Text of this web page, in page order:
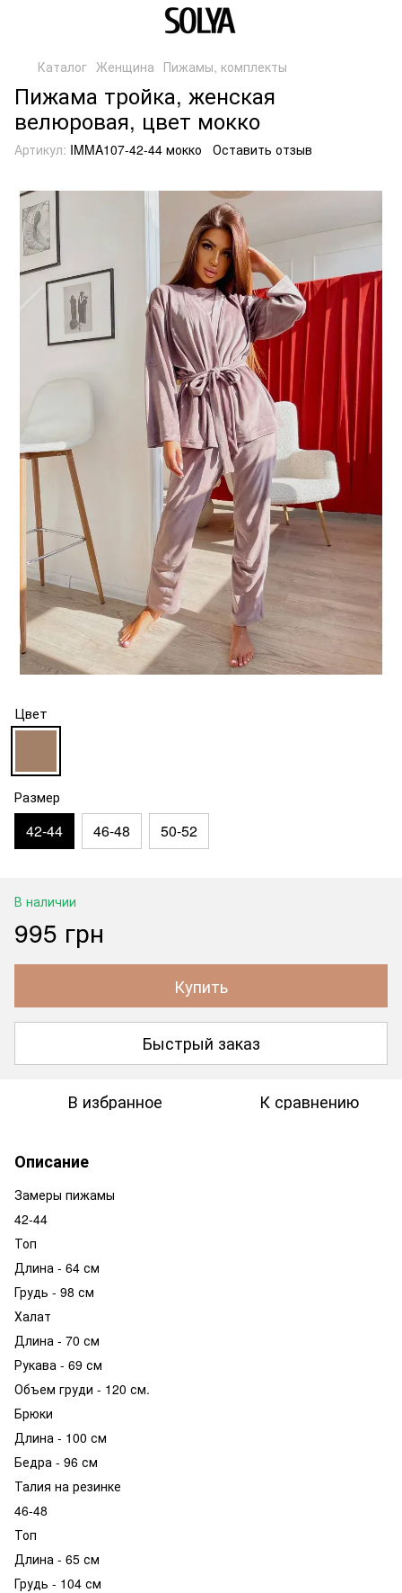
Каталог Женщина Пижамы, комплекты
Пижама тройка, женская
велюровая, цвет мокко
Артикул: IMMA107-42-44 мокко Оставить отзыв
Цвет
Размер
42-44 46-48 50-52
В наличии
995 грн
Купить
Быстрый заказ
В избранное К сравнению
Описание
Замеры пижамы
42-44
Топ
Длина - 64 см
Грудь - 98 см
Халат
Длина - 70 см
Рукава - 69 см
Объем груди - 120 см.
Брюки
Длина - 100 см
Бедра - 96 см
Талия на резинке
46-48
Топ
Длина - 65 см
Грудь - 104 см